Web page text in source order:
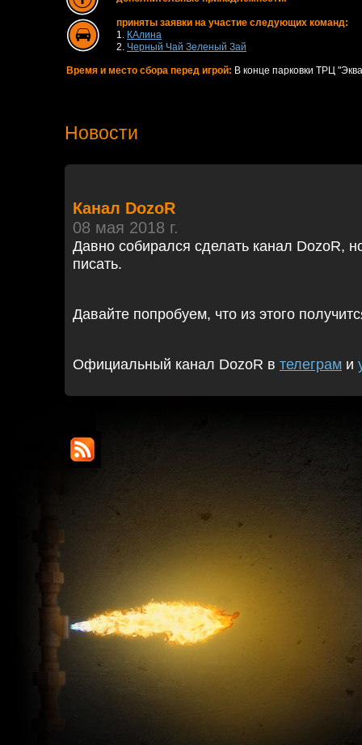
приняты заявки на участие следующих команд:
1. КАлина
2. Черный Чай Зеленый Зай
Время и место сбора перед игрой: В конце парковки ТРЦ
Новости
Канал DozoR
08 мая 2018 г.
Давно собирался сделать канал DozoR,
писать.
Давайте попробуем, что из этого
Официальный канал DozoR в телеграм и